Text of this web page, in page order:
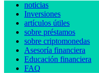
noticias
Inversiones
artículos útiles
sobre préstamos
sobre criptomonedas
Asesoría financiera
Educación financiera
FAQ